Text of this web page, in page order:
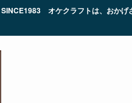
クラフトは、おかげさまで42周年。